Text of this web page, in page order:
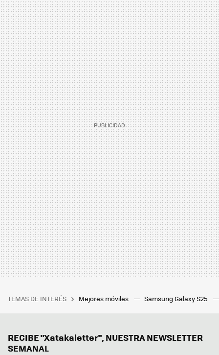
TEMAS DE INTERÉS Mejores móviles Samsung Galaxy S25
RECIBE "Xatakaletter", NUESTRA NEWSLETTER
SEMANAL